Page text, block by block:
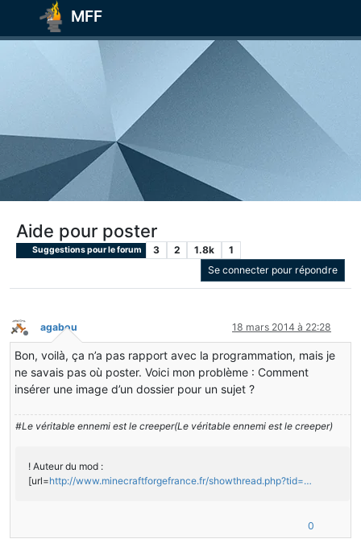
MFF
Aide pour poster
Suggestions pour le forum 3 2 1.8k
1
Se connecter pour répondre
Hors-ligne
agabou 18 mars 2014 à 22:28
Bon, voilà, ça n’a pas rapport avec la programmation, mais je
ne savais pas où poster. Voici mon problème : Comment
insérer une image d’un dossier pour un sujet ?
#Le véritable ennemi est le creeper(Le véritable ennemi est le creeper)
! Auteur du mod :
[url=http://www.minecraftforgefrance.fr/showthread.php?tid=…
0